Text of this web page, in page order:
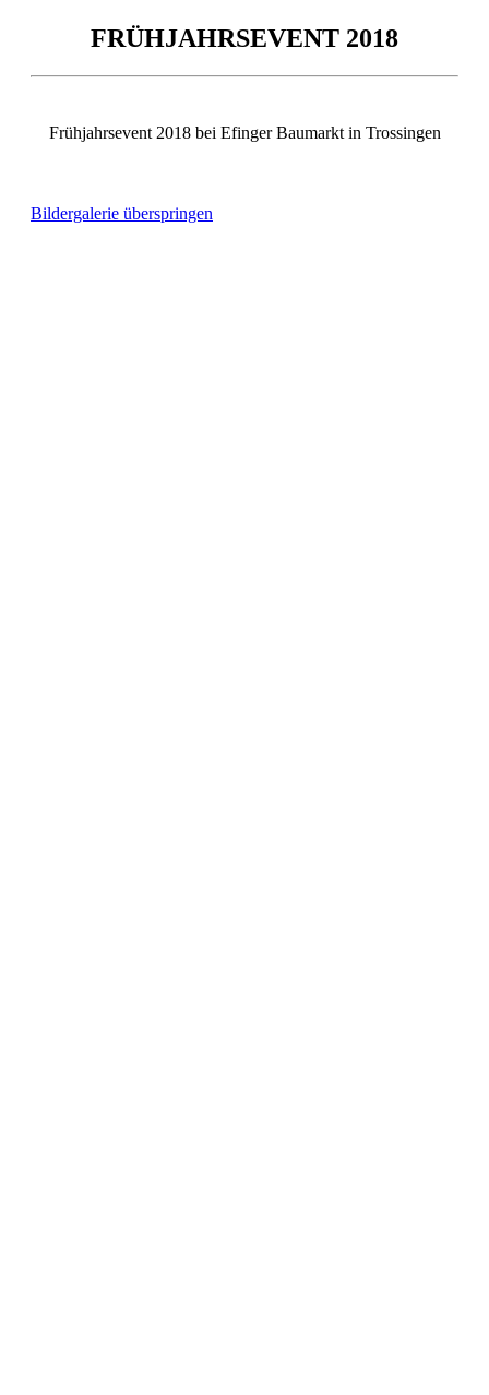
FRÜHJAHRSEVENT 2018
Frühjahrsevent 2018 bei Efinger Baumarkt in Trossingen
Bildergalerie überspringen